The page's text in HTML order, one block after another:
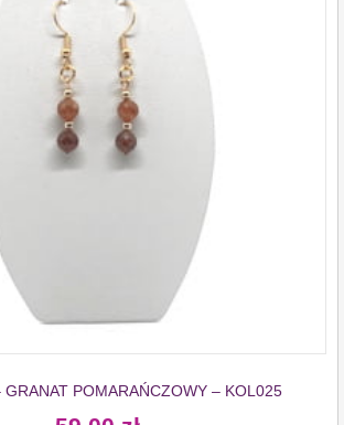
GRANAT POMARAŃCZOWY – KOL025